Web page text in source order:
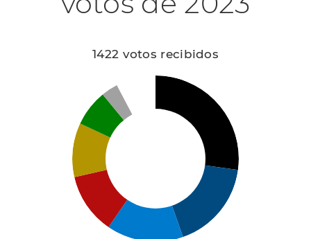
1422 votos recibidos